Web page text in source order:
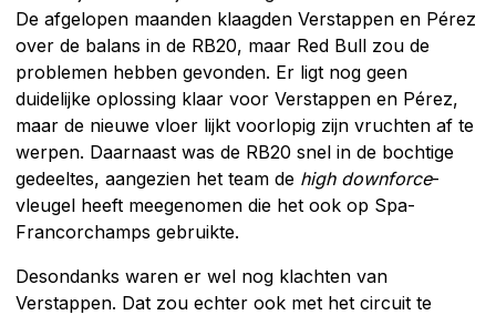
De afgelopen maanden klaagden Verstappen en Pérez
over de balans in de RB20, maar Red Bull zou de
problemen hebben gevonden. Er ligt nog geen
duidelijke oplossing klaar voor Verstappen en Pérez,
maar de nieuwe vloer lijkt voorlopig zijn vruchten af te
werpen. Daarnaast was de RB20 snel in de bochtige
gedeeltes, aangezien het team de high downforce-
vleugel heeft meegenomen die het ook op Spa-
Francorchamps gebruikte.
Desondanks waren er wel nog klachten van
Verstappen. Dat zou echter ook met het circuit te